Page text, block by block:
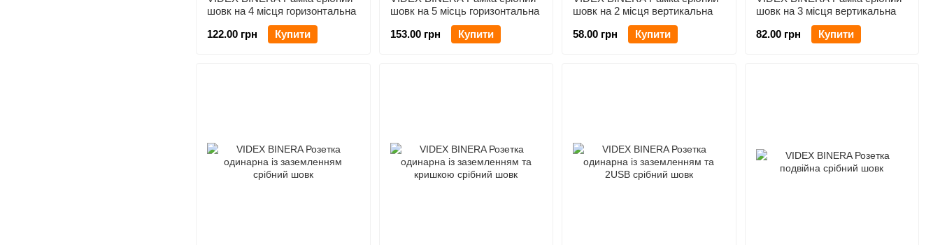
шовк на 4 місця горизонтальна
122.00 грн
Купити
шовк на 5 місць горизонтальна
153.00 грн
Купити
шовк на 2 місця вертикальна
58.00 грн
Купити
шовк на 3 місця вертикальна
82.00 грн
Купити